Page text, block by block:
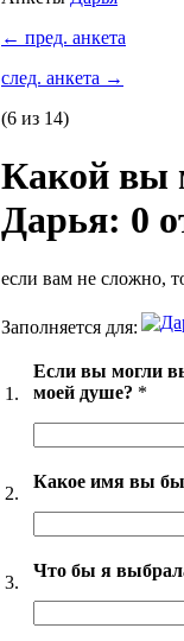
← пред. анкета
след. анкета →
(6 из 14)
Какой вы
Дарья: 0
если вам не сложно,
Заполняется для:
1.
Если вы могли
моей душе? *
2.
Какое имя вы бы
3.
Что бы я